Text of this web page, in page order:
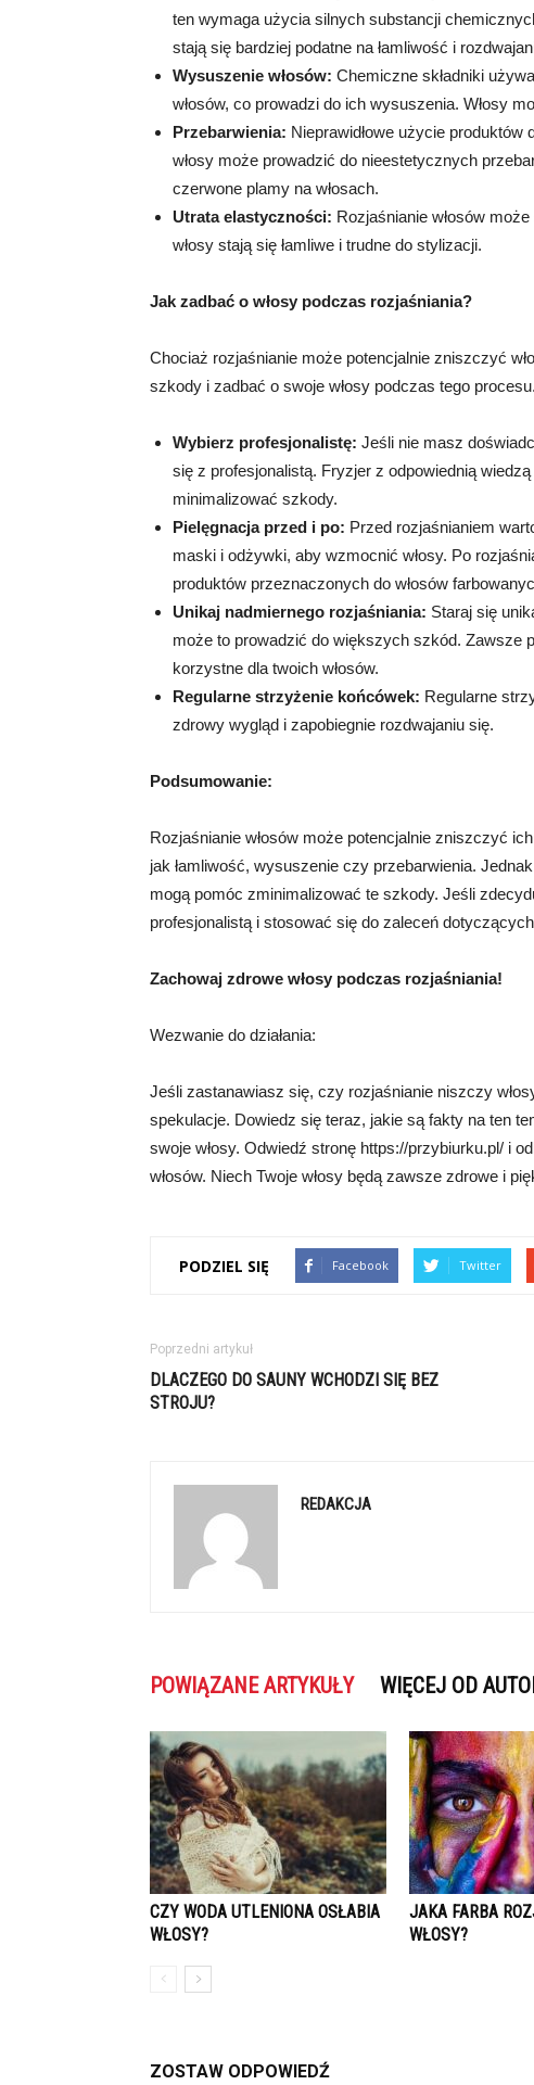
ten wymaga użycia silnych substancji
stają się bardziej podatne na łamliwość i
Wysuszenie włosów: Chemiczne składniki
włosów, co prowadzi do ich wysuszenia. Włosy
Przebarwienia: Nieprawidłowe użycie produktów
włosy może prowadzić do nieestetycznych
czerwone plamy na włosach.
Utrata elastyczności: Rozjaśnianie włosów
włosy stają się łamliwe i trudne do stylizacji.
Jak zadbać o włosy podczas rozjaśniania?
Chociaż rozjaśnianie może potencjalnie zniszczyć
szkody i zadbać o swoje włosy podczas tego
Wybierz profesjonalistę: Jeśli nie masz
się z profesjonalistą. Fryzjer z odpowiednią
minimalizować szkody.
Pielęgnacja przed i po: Przed rozjaśnianiem
maski i odżywki, aby wzmocnić włosy. Po
produktów przeznaczonych do włosów
Unikaj nadmiernego rozjaśniania: Staraj się
może to prowadzić do większych szkód. Zawsze
korzystne dla twoich włosów.
Regularne strzyżenie końcówek: Regularne
zdrowy wygląd i zapobiegnie rozdwajaniu się.
Podsumowanie:
Rozjaśnianie włosów może potencjalnie zniszczyć
jak łamliwość, wysuszenie czy przebarwienia.
mogą pomóc zminimalizować te szkody. Jeśli
profesjonalistą i stosować się do zaleceń
Zachowaj zdrowe włosy podczas rozjaśniania!
Wezwanie do działania:
Jeśli zastanawiasz się, czy rozjaśnianie niszczy
spekulacje. Dowiedz się teraz, jakie są fakty na ten
swoje włosy. Odwiedź stronę https://przybiurku.pl/ i
włosów. Niech Twoje włosy będą zawsze zdrowe i
PODZIEL SIĘ Facebook Twitter
Poprzedni artykuł
DLACZEGO DO SAUNY WCHODZI SIĘ BEZ
STROJU?
REDAKCJA
POWIĄZANE ARTYKUŁY WIĘCEJ OD
CZY WODA UTLENIONA OSŁABIA
WŁOSY?
JAKA FARBA
WŁOSY?
ZOSTAW ODPOWIEDŹ